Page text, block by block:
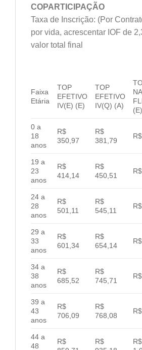
COPARTICIPAÇÃO
Taxa de Inscrição: (Por
por vida, acrescentar IOF de
valor total final
Faixa
Etária
TOP
EFETIVO
IV(E) (E)
TOP
EFETIVO
IV(Q) (A)
(E)
0 a
18
anos
R$
350,97
R$
381,79
19 a
23
anos
R$
414,14
R$
450,51
24 a
28
anos
R$
501,11
R$
545,11
29 a
33
anos
R$
601,34
R$
654,14
34 a
38
anos
R$
685,52
R$
745,71
39 a
43
anos
R$
706,09
R$
768,08
44 a
48
R$
R$
R$